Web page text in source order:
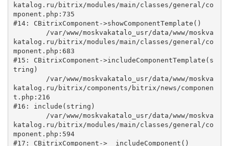
katalog.ru/bitrix/modules/main/classes/general/co
mponent.php:735
#14: CBitrixComponent->showComponentTemplate()
katalog.ru/bitrix/modules/main/classes/general/co
mponent.php:683
#15: CBitrixComponent->includeComponentTemplate(s
tring)
katalog.ru/bitrix/components/bitrix/news/componen
t.php:216
#16: include(string)
katalog.ru/bitrix/modules/main/classes/general/co
mponent.php:594
#17: CBitrixComponent->__includeComponent()